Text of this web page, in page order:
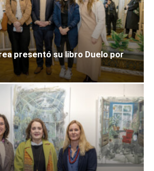
presentó su libro Duelo por